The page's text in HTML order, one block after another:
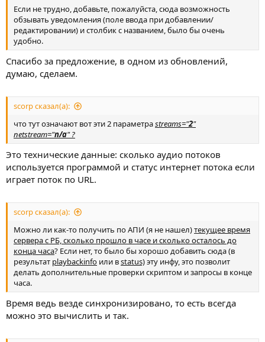
Если не трудно, добавьте, пожалуйста, сюда возможность
обзывать уведомления (поле ввода при добавлении/
редактировании) и столбик с названием, было бы очень
удобно.
Спасибо за предложение, в одном из обновлений,
думаю, сделаем.
scorp сказал(а):
что тут означают вот эти 2 параметраstreams="2"
netstream="n/a" ?
Это технические данные: сколько аудио потоков
используется программой и статус интернет потока если
играет поток по URL.
scorp сказал(а):
Можно ли как-то получить по АПИ (я не нашел)текущее время
сервера с РБ, сколько прошло в часе и сколько осталось до
конца часа? Если нет, то было бы хорошо добавить сюда (в
результат playbackinfo или вstatus)эту инфу, это позволит
делать дополнительные проверки скриптом и запросы в конце
часа.
Время ведь везде синхронизировано, то есть всегда
можно это вычислить и так.